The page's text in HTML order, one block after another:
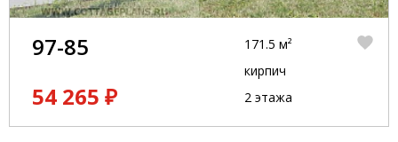
97-85
54 265 ₽
171.5 м²
кирпич
2 этажа